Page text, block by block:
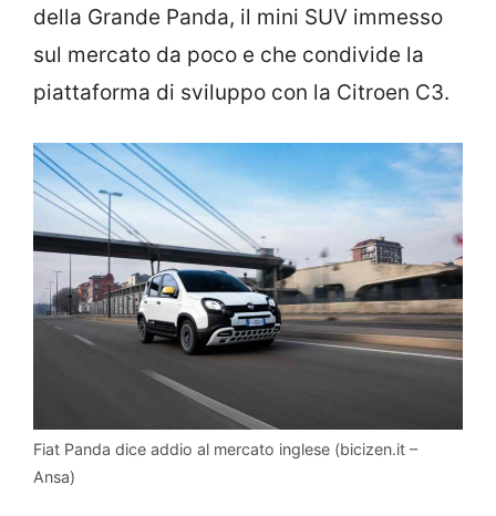
della Grande Panda, il mini SUV immesso
sul mercato da poco e che condivide la
piattaforma di sviluppo con la Citroen C3.
Fiat Panda dice addio al mercato inglese (bicizen.it –
Ansa)